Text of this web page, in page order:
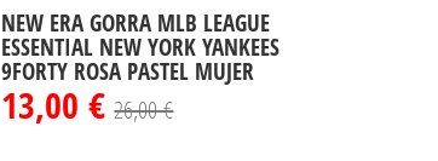
NEW ERA GORRA MLB LEAGUE
ESSENTIAL NEW YORK YANKEES
9FORTY ROSA PASTEL MUJER
13,00 €26,00 €